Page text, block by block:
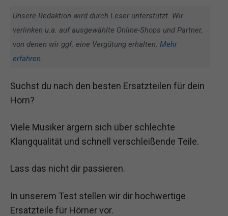
Unsere Redaktion wird durch Leser unterstützt. Wir
verlinken u.a. auf ausgewählte Online-Shops und Partner,
von denen wir ggf. eine Vergütung erhalten. Mehr
erfahren.
Suchst du nach den besten Ersatzteilen für dein
Horn?
Viele Musiker ärgern sich über schlechte
Klangqualität und schnell verschleißende Teile.
Lass das nicht dir passieren.
In unserem Test stellen wir dir hochwertige
Ersatzteile für Hörner vor.